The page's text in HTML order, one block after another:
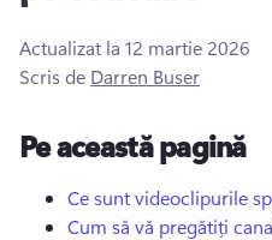
Încercați gratuit
Actualizat la 12 martie 2026
Scris de Darren Buser
Pe această pagină
Ce sunt videoclipurile
Cum să vă pregătiți